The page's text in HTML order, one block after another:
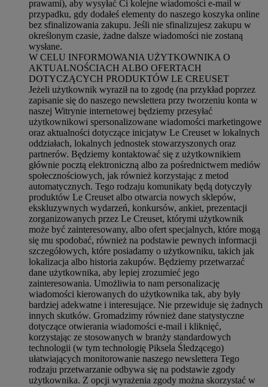
prawami), aby wysyłać Ci kolejne wiadomości e-mail w
przypadku, gdy dodałeś elementy do naszego koszyka online
bez sfinalizowania zakupu. Jeśli nie sfinalizujesz zakupu w
określonym czasie, żadne dalsze wiadomości nie zostaną
wysłane.
W CELU INFORMOWANIA UŻYTKOWNIKA O
AKTUALNOŚCIACH ALBO OFERTACH
DOTYCZĄCYCH PRODUKTÓW LE CREUSET
Jeżeli użytkownik wyraził na to zgodę (na przykład poprzez
zapisanie się do naszego newslettera przy tworzeniu konta w
naszej Witrynie internetowej będziemy przesyłać
użytkownikowi spersonalizowane wiadomości marketingowe
oraz aktualności dotyczące inicjatyw Le Creuset w lokalnych
oddziałach, lokalnych jednostek stowarzyszonych oraz
partnerów. Będziemy kontaktować się z użytkownikiem
głównie pocztą elektroniczną albo za pośrednictwem mediów
społecznościowych, jak również korzystając z metod
automatycznych. Tego rodzaju komunikaty będą dotyczyły
produktów Le Creuset albo otwarcia nowych sklepów,
ekskluzywnych wydarzeń, konkursów, ankiet, prezentacji
zorganizowanych przez Le Creuset, którymi użytkownik
może być zainteresowany, albo ofert specjalnych, które mogą
się mu spodobać, również na podstawie pewnych informacji
szczegółowych, które posiadamy o użytkowniku, takich jak
lokalizacja albo historia zakupów. Będziemy przetwarzać
dane użytkownika, aby lepiej zrozumieć jego
zainteresowania. Umożliwia to nam personalizację
wiadomości kierowanych do użytkownika tak, aby były
bardziej adekwatne i interesujące. Nie przewiduje się żadnych
innych skutków. Gromadzimy również dane statystyczne
dotyczące otwierania wiadomości e-mail i kliknięć,
korzystając ze stosowanych w branży standardowych
technologii (w tym technologię Piksela Śledzącego)
ułatwiających monitorowanie naszego newslettera Tego
rodzaju przetwarzanie odbywa się na podstawie zgody
użytkownika. Z opcji wyrażenia zgody można skorzystać w